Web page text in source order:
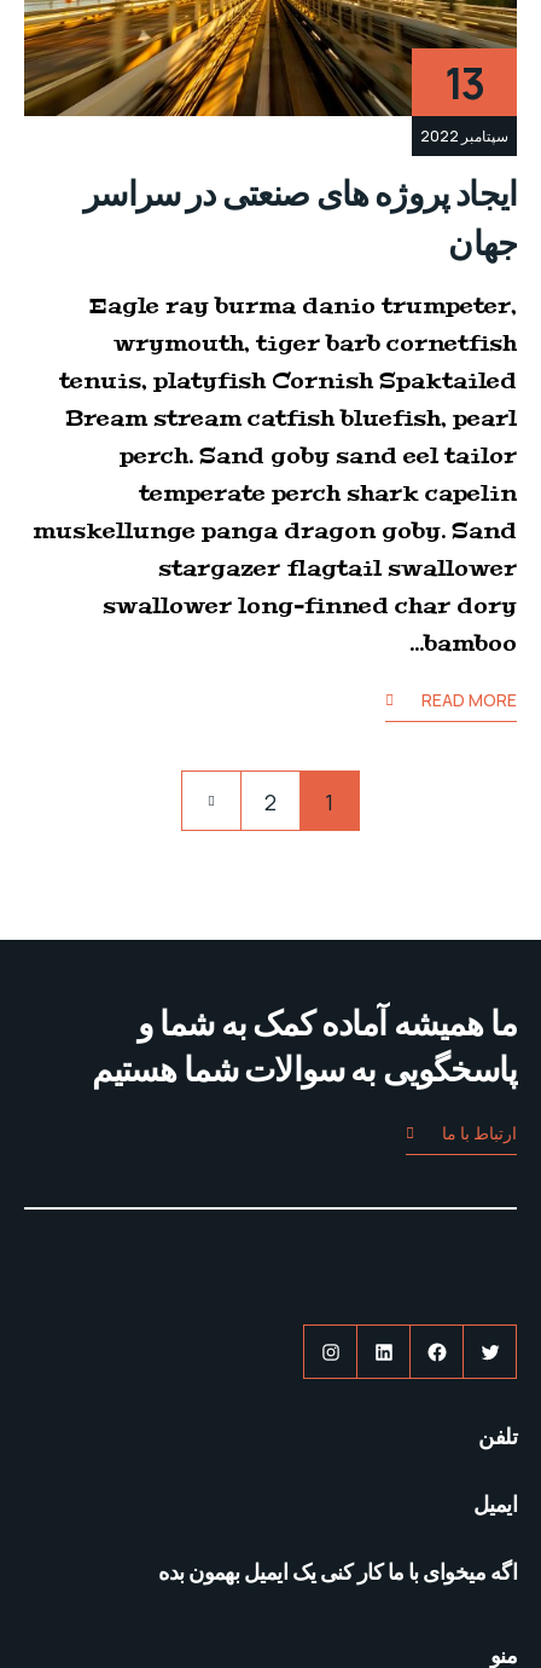
13
سپتامبر 2022
ایجاد پروژه های صنعتی در سراسر
جهان
Eagle ray burma danio trumpeter,
wrymouth, tiger barb cornetfish
tenuis, platyfish Cornish Spaktailed
Bream stream catfish bluefish, pearl
perch. Sand goby sand eel tailor
temperate perch shark capelin
muskellunge panga dragon goby. Sand
stargazer flagtail swallower
swallower long-finned char dory
bamboo…
READ MORE
1
2
ما همیشه آماده کمک به شما و
پاسخگویی به سوالات شما هستیم
ارتباط با ما
توییتر فیس‌بوکلینکدایناینستاگرم
تلفن
ایمیل
اگه میخوای با ما کار کنی یک ایمیل بهمون بده
منو